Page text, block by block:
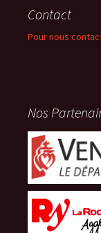
Contact
Pour nous
Nos